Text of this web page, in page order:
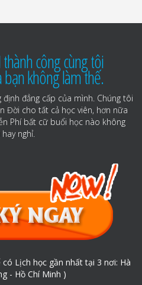
công cùng tôi
không làm thế.
đẳng cấp của mình. Chúng tôi
Đời cho tất cả học viên, hơn nữa
Phí bất cữ buổi học nào không
hay nghỉ.
Lịch học gần nhất tại 3 nơi: Hà
- Hồ Chí Minh )